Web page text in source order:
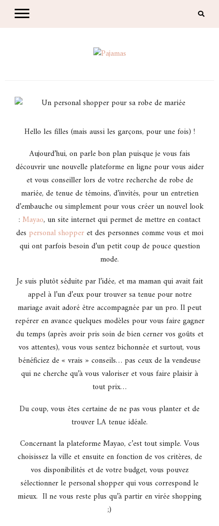
Pajamas
Hello les filles (mais aussi les garçons, pour une fois) !
Aujourd’hui, on parle bon plan puisque je vous fais
découvrir une nouvelle plateforme en ligne pour vous aider
et vous conseiller lors de votre recherche de robe de
mariée, de tenue de témoins, d’invités, pour un entretien
d’embauche ou simplement pour vous créer un nouvel look
: Mayao, un site internet qui permet de mettre en contact
des personal shopperet des personnes comme vous et moi
qui ont parfois besoin d’un petit coup de pouce question
mode.
Je suis plutôt séduite par l’idée, et ma maman qui avait fait
appel à l’un d’eux pour trouver sa tenue pour notre
mariage avait adoré être accompagnée par un pro. Il peut
repérer en avance quelques modèles pour vous faire gagner
du temps (après avoir pris soin de bien cerner vos goûts et
vos attentes), vous vous sentez bichonnée et surtout, vous
bénéficiez de « vrais » conseils… pas ceux de la vendeuse
qui ne cherche qu’à vous valoriser et vous faire plaisir à
tout prix…
Du coup, vous êtes certaine de ne pas vous planter et de
trouver LA tenue idéale.
Concernant la plateforme Mayao, c’est tout simple. Vous
choisissez la ville et ensuite en fonction de vos critères, de
vos disponibilités et de votre budget, vous pouvez
sélectionner le personal shopper qui vous correspond le
mieux. Il ne vous reste plus qu’à partir en virée shopping
;)